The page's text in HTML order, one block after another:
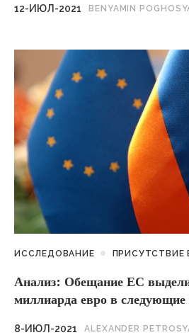
12-ИЮЛ-2021 BENYAMIN
ИССЛЕДОВАНИЕ ПРИСУТСТВИЕ
Анализ: Обещание ЕС
миллиарда евро в следующие
8-ИЮЛ-2021 ALEXANDER